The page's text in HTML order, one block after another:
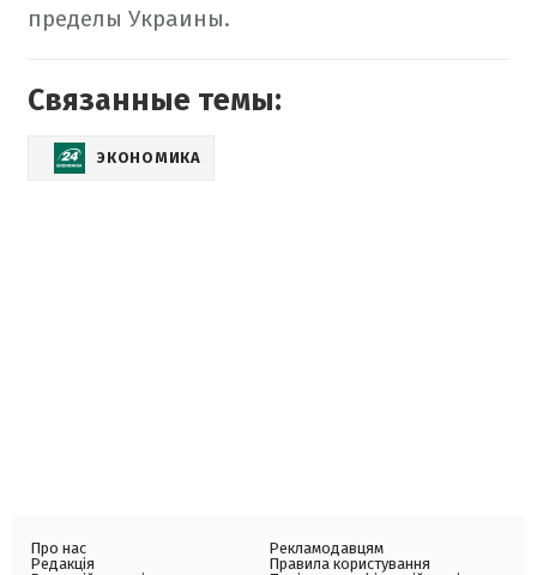
пределы Украины.
Связанные темы:
ЭКОНОМИКА
Про нас
Редакція
Рекламодавцям
Правила користування